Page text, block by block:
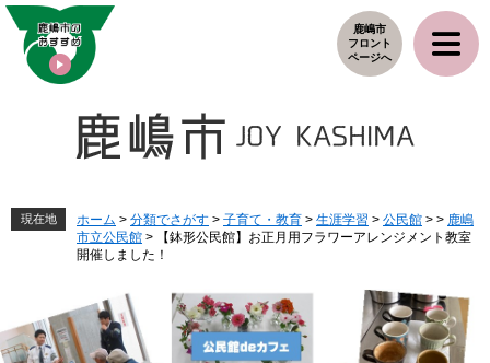
ペ
メ
鹿嶋市
フロント
ページへ
現在地 ホーム > 分類でさがす > 子育て・教育 > 生涯学習 > 公民館 > > 鹿嶋
市立公民館 >
【鉢形公民館】お正月用フラワーアレンジメント教室
開催しました！